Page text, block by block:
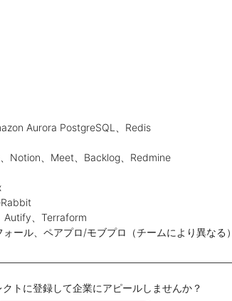
Aurora PostgreSQL、Redis
Notion、Meet、Backlog、Redmine
Autify、Terraform
ォール、ペアプロ/モブプロ（チームにより異なる
トに登録して企業にアピールしませんか？